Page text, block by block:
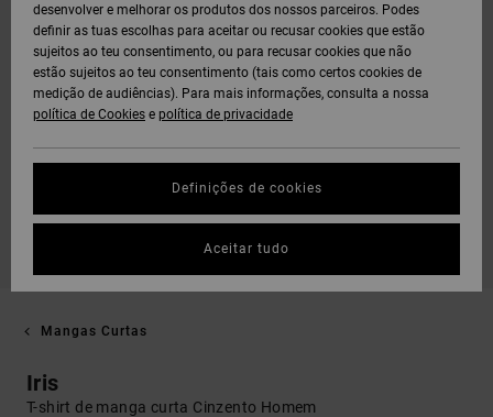
Mangas Curtas
Iris
T-shirt de manga curta Cinzento Homem
desenvolver e melhorar os produtos dos nossos parceiros. Podes
definir as tuas escolhas para aceitar ou recusar cookies que estão
sujeitos ao teu consentimento, ou para recusar cookies que não
estão sujeitos ao teu consentimento (tais como certos cookies de
medição de audiências). Para mais informações, consulta a nossa
política de Cookies e política de privacidade
Definições de cookies
Aceitar tudo